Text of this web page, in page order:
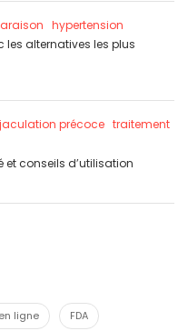
hypertension
alternatives les plus
précoce traitement
et conseils d’utilisation
ligne FDA